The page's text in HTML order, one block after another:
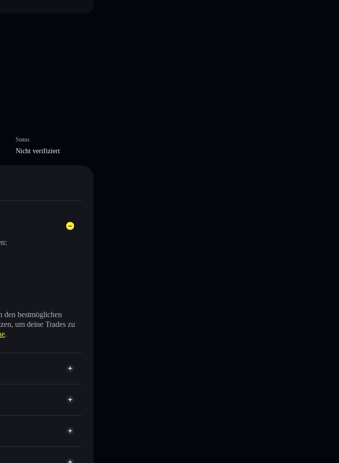
Status
Nicht verifiziert
den bestmöglichen
um deine Trades zu
.
mit intelligentem